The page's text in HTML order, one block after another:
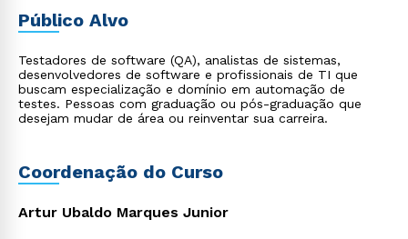
Público Alvo
Testadores de software (QA), analistas de sistemas,
desenvolvedores de software e profissionais de TI que
buscam especialização e domínio em automação de
testes. Pessoas com graduação ou pós-graduação que
desejam mudar de área ou reinventar sua carreira.
Coordenação do Curso
Artur Ubaldo Marques Junior